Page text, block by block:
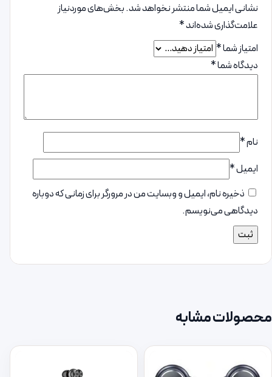
نشانی ایمیل شما منتشر نخواهد شد.بخش‌های موردنیاز
علامت‌گذاری شده‌اند*
امتیاز شما*
دیدگاه شما*
نام*
ایمیل*
ذخیره نام، ایمیل و وبسایت من در مرورگر برای زمانی که دوباره
دیدگاهی می‌نویسم.
محصولات مشابه